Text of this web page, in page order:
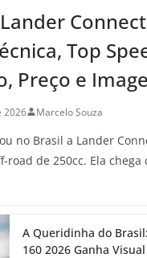
Top
Preço e
2026 Marcelo Souza
no Brasil a Lander
road de 250cc. Ela chega
A Queridinha do
160 2026 Ganha